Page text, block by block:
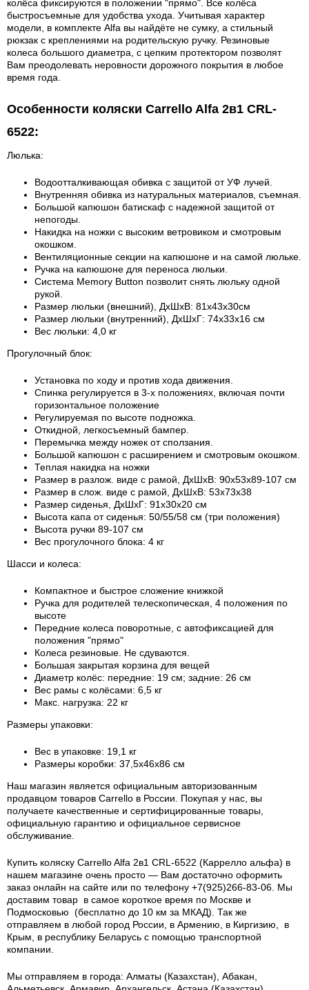
колёса фиксируются в положении "прямо". Все колёса
быстросъемные для удобства ухода. Учитывая характер
модели, в комплекте Alfa вы найдёте не сумку, а стильный
рюкзак с креплениями на родительскую ручку. Резиновые
колеса большого диаметра, с цепким протектором позволят
Вам преодолевать неровности дорожного покрытия в любое
время года.
Особенности коляски Carrello Alfa 2в1 CRL-
6522:
Люлька:
Водоотталкивающая обивка с защитой от УФ лучей.
Внутренняя обивка из натуральных материалов, съемная.
Большой капюшон батискаф с надежной защитой от
непогоды.
Накидка на ножки с высоким ветровиком и смотровым
окошком.
Вентиляционные секции на капюшоне и на самой люльке.
Ручка на капюшоне для переноса люльки.
Система Memory Button позволит снять люльку одной
рукой.
Размер люльки (внешний), ДхШхВ: 81х43х30см
Размер люльки (внутренний), ДхШхГ: 74х33х16 см
Вес люльки: 4,0 кг
Прогулочный блок:
Установка по ходу и против хода движения.
Спинка регулируется в 3-х положениях, включая почти
горизонтальное положение
Регулируемая по высоте подножка.
Откидной, легкосъемный бампер.
Перемычка между ножек от сползания.
Большой капюшон с расширением и смотровым окошком.
Теплая накидка на ножки
Размер в разлож. виде с рамой, ДхШхВ: 90х53х89-107 см
Размер в слож. виде с рамой, ДхШхВ: 53х73х38
Размер сиденья, ДхШхГ: 91х30х20 см
Высота капа от сиденья: 50/55/58 см (три положения)
Высота ручки 89-107 см
Вес прогулочного блока: 4 кг
Шасси и колеса:
Компактное и быстрое сложение книжкой
Ручка для родителей телескопическая, 4 положения по
высоте
Передние колеса поворотные, с автофиксацией для
положения "прямо"
Колеса резиновые. Не сдуваются.
Большая закрытая корзина для вещей
Диаметр колёс: передние: 19 см; задние: 26 см
Вес рамы с колёсами: 6,5 кг
Макс. нагрузка: 22 кг
Размеры упаковки:
Вес в упаковке: 19,1 кг
Размеры коробки: 37,5х46х86 см
Наш магазин является официальным авторизованным
продавцом товаров Carrello в России.
Покупая у нас, вы
получаете качественные и сертифицированные товары,
официальную гарантию и официальное сервисное
обслуживание.
Купить коляску Carrello Alfa 2в1 CRL-6522 (Каррелло альфа) в
нашем магазине очень просто — Вам достаточно оформить
заказ онлайн на сайте или по телефону +7(925)266-83-06. Мы
доставим товар в самое короткое время по Москве и
Подмосковью (бесплатно до 10 км за МКАД). Так же
отправляем в любой город России, в Армению, в Киргизию, в
Крым, в республику Беларусь с помощью транспортной
компании.
Мы отправляем в города: Алматы (Казахстан), Абакан,